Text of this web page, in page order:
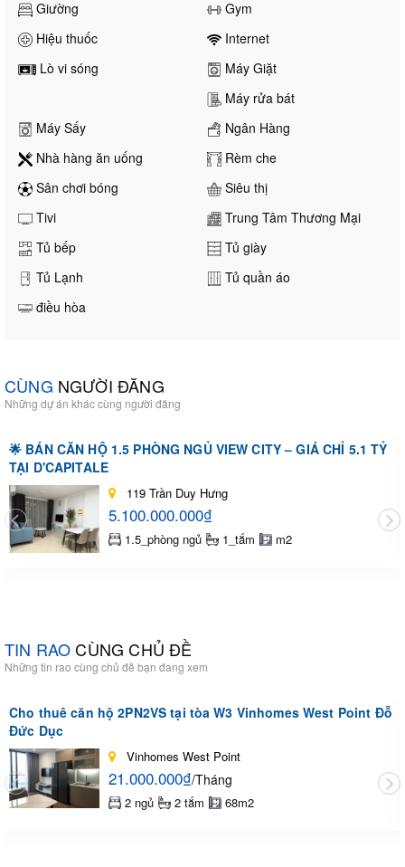
Giường
Gym
Hiệu thuốc
Internet
Lò vi sóng
Máy Giặt
Máy rửa bát
Máy Sấy
Ngân Hàng
Nhà hàng ăn uống
Rèm che
Sân chơi bóng
Siêu thị
Tivi
Trung Tâm Thương Mại
Tủ bếp
Tủ giày
Tủ Lạnh
Tủ quần áo
điều hòa
CÙNG NGƯỜI ĐĂNG
Những dự án khác cùng người đăng
🌟 BÁN CĂN HỘ 1.5 PHÒNG NGỦ VIEW CITY – GIÁ CHỈ 5.1 TỶ
TẠI D'CAPITALE
119 Trần Duy Hưng
5.100.000.000₫
1.5_phòng ngủ 1_tắm m2
TIN RAOCÙNG CHỦ ĐỀ
Những tin rao cùng chủ đề bạn đang xem
Cho thuê căn hộ 2PN2VS tại tòa W3 Vinhomes West Point Đỗ
Đức Dục
Vinhomes West Point
21.000.000₫/Tháng
2 ngủ 2 tắm 68m2